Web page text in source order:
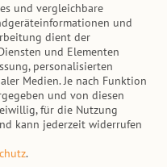
und vergleichbare
und
dient der
und Elementen
personalisierten
Medien. Je nach Funktion
und von diesen
für die Nutzung
kann jederzeit widerrufen
.